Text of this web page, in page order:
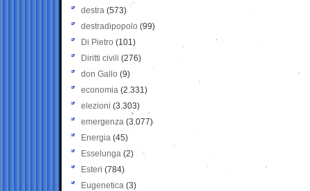
destra (573)
destradipopolo (99)
Di Pietro (101)
Diritti civili (276)
don Gallo (9)
economia (2.331)
elezioni (3.303)
emergenza (3.077)
Energia (45)
Esselunga (2)
Esteri (784)
Eugenetica (3)